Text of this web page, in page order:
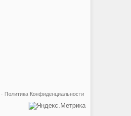
Политика Конфиденциальности
·